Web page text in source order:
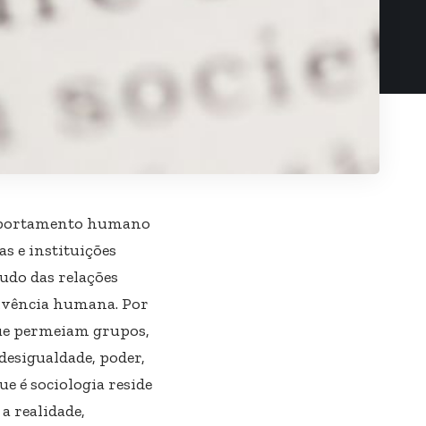
humano
e instituições
das relações
humana. Por
permeiam grupos,
poder,
é sociologia reside
realidade,